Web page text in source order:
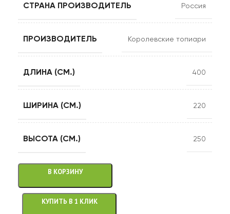
СТРАНА ПРОИЗВОДИТЕЛЬ Россия
ПРОИЗВОДИТЕЛЬ Королевские топиари
ДЛИНА (СМ.) 400
ШИРИНА (СМ.) 220
ВЫСОТА (СМ.) 250
В КОРЗИНУ
КУПИТЬ В 1 КЛИК